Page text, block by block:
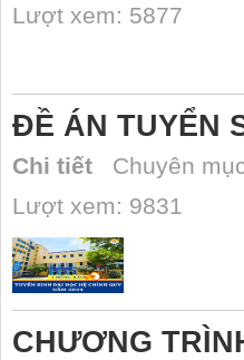
Lượt xem: 5877
ĐỀ ÁN TUYỂN
Chi tiết Chuyên
Lượt xem: 9831
CHƯƠNG